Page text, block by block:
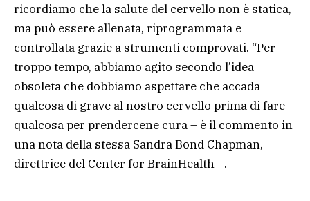
ricordiamo che la salute del cervello non è statica,
ma può essere allenata, riprogrammata e
controllata grazie a strumenti comprovati. “Per
troppo tempo, abbiamo agito secondo l’idea
obsoleta che dobbiamo aspettare che accada
qualcosa di grave al nostro cervello prima di fare
qualcosa per prendercene cura – è il commento in
una nota della stessa Sandra Bond Chapman,
direttrice del Center for BrainHealth –.